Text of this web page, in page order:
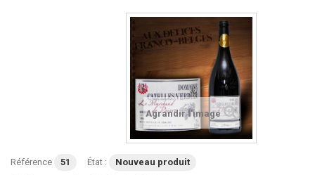
Agrandir l'image
Référence 51 État : Nouveau produit